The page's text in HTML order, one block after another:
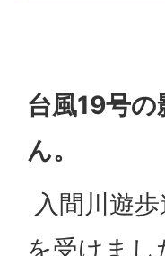
台風19号
ん。
入間川遊
を受けまし